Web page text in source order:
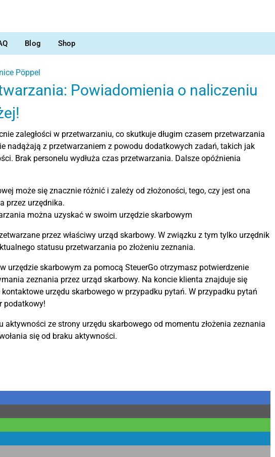
Blog Shop
Pöppel
Powiadomienia o naliczeniu
zaległości w przetwarzaniu, co skutkuje długim czasem przetwarzania
nadążają z przetwarzaniem z powodu dodatkowych zadań, takich jak
Brak personelu wydłuża czas przetwarzania. Dalsze opóźnienia
może się znacznie różnić i zależy od złożoności, tego, czy jest ona
przez urzędnika.
można uzyskać w swoim urzędzie skarbowym
przez właściwy urząd skarbowy. W związku z tym tylko urzędnik
statusu przetwarzania po złożeniu zeznania.
urzędzie skarbowym za pomocą SteuerGo otrzymasz potwierdzenie
zeznania przez urząd skarbowy. Na koncie klienta znajduje się
urzędu skarbowego w przypadku pytań. W przypadku pytań
podatkowy!
aktywności ze strony urzędu skarbowego od momentu złożenia zeznania
się od braku aktywności.